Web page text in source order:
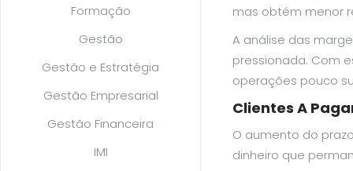
Formação
Gestão
Gestão e Estratégia
Gestão Empresarial
Gestão Financeira
IMI
mas obtém menor
A análise das
pressionada. Com
operações pouco
Clientes A
O aumento do
dinheiro que